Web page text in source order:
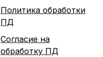
Политика обработки
ПД
Согласие на
обработку ПД